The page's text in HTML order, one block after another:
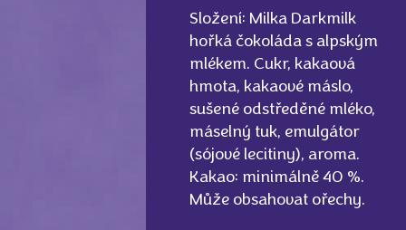
Složení: Milka Darkmilk
hořká čokoláda s alpským
mlékem. Cukr, kakaová
hmota, kakaové máslo,
sušené odstředěné mléko,
máselný tuk, emulgátor
(sójové lecitiny), aroma.
Kakao: minimálně 40 %.
Může obsahovat ořechy.